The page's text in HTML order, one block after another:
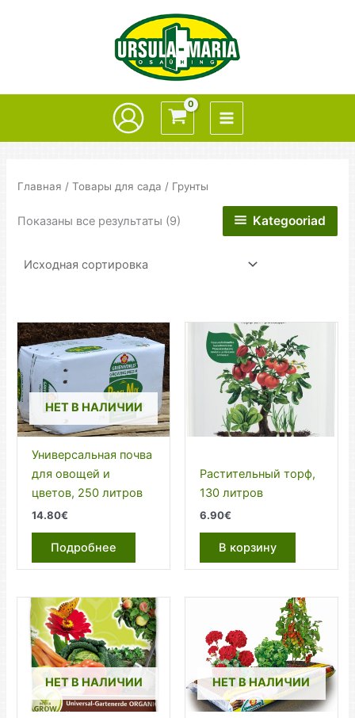
Главная /Товары для сада / Грунты
Показаны все результаты (9) Kategooriad
НЕТ В НАЛИЧИИ
Универсальная почва
для овощей и
цветов, 250 литров
14.80€
Подробнее
Растительный торф,
130 литров
6.90€
В корзину
НЕТ В НАЛИЧИИ НЕТ В НАЛИЧИИ